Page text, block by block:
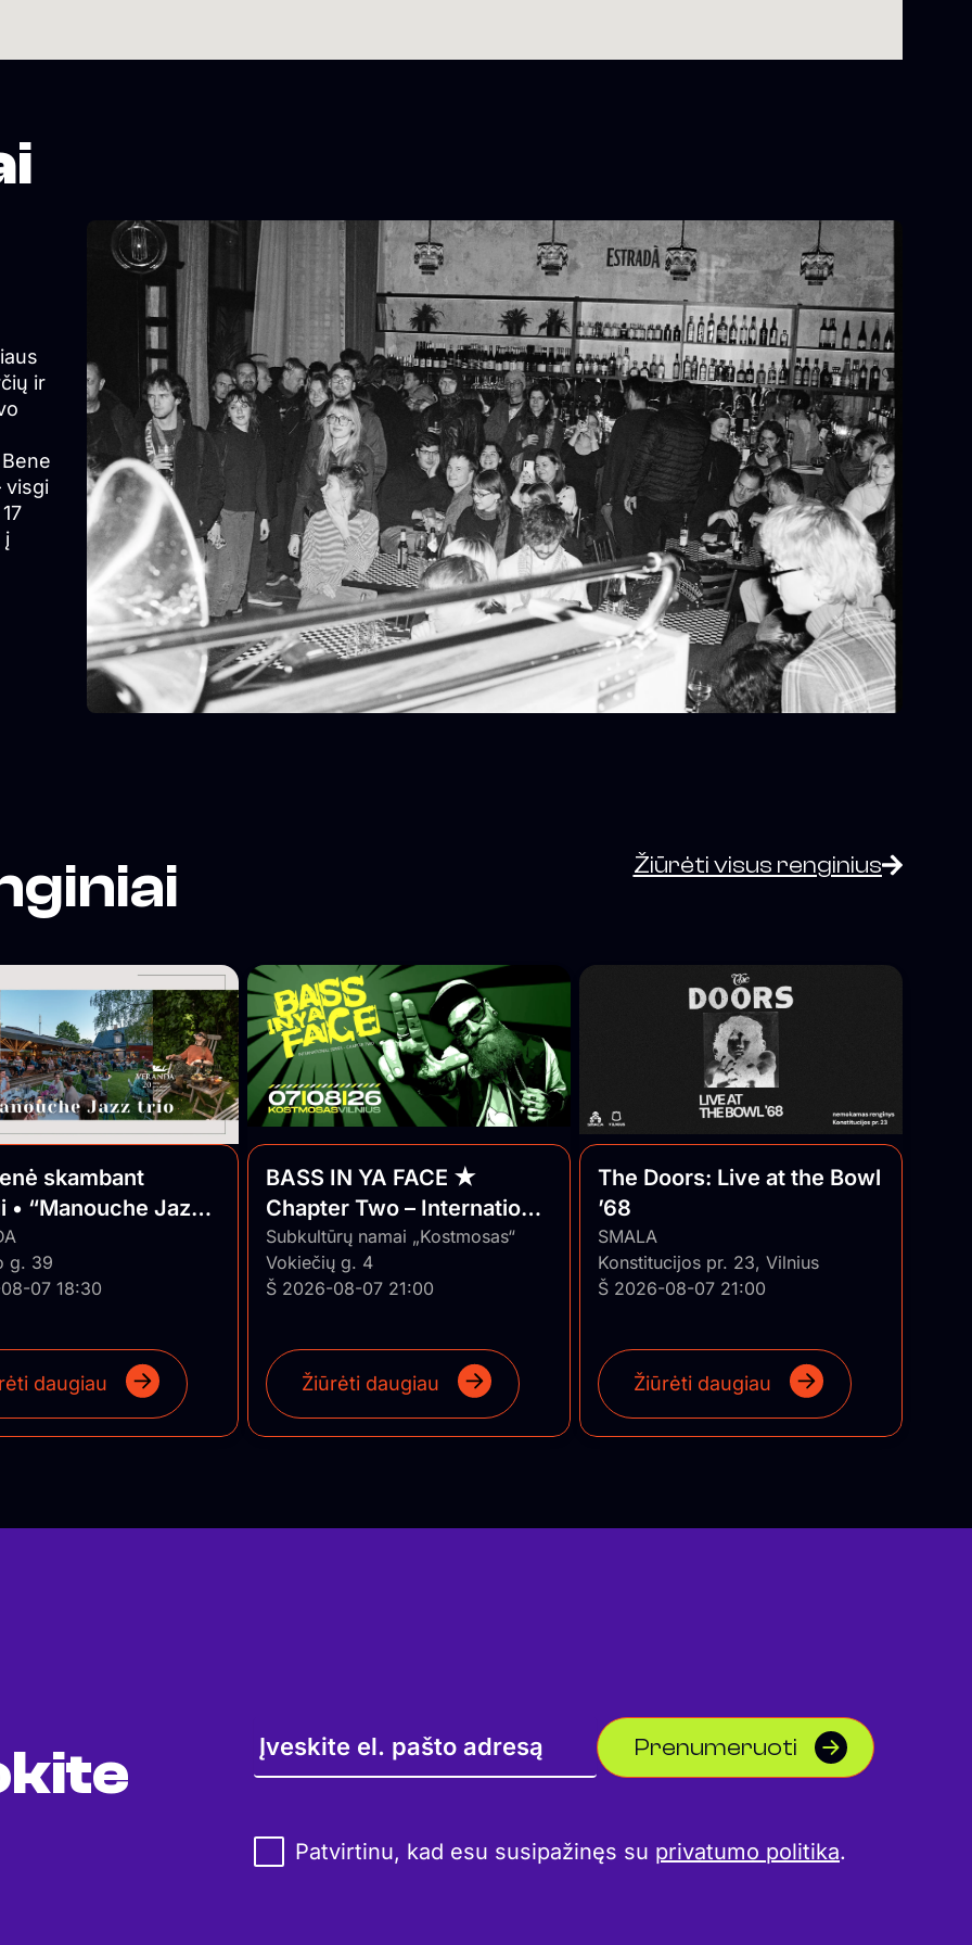
ir
visgi
į
Žiūrėti visus renginius
skambant
• “Manouche Jazz
g. 39
07 18:30
daugiau
BASS IN YA FACE ★
Chapter Two – International
Series ★ Vilnius/Lithuania
Subkultūrų namai „Kostmosas“
Vokiečių g. 4
Š 2026-08-07 21:00
Žiūrėti daugiau
The Doors: Live at the Bowl
’68
SMALA
Konstitucijos pr. 23, Vilnius
Š 2026-08-07 21:00
Žiūrėti daugiau
Prenumeruoti
Patvirtinu, kad esu susipažinęs su privatumo politika.